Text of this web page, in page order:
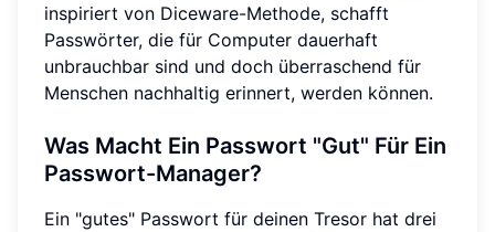
inspiriert von Diceware-Methode, schafft
Passwörter, die für Computer dauerhaft
unbrauchbar sind und doch überraschend für
Menschen nachhaltig erinnert, werden können.
Was Macht Ein Passwort "Gut" Für Ein
Passwort-Manager?
Ein "gutes" Passwort für deinen Tresor hat drei